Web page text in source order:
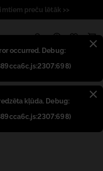
occurred. Debug:
kļūda. Debug:
preču lētāk >>